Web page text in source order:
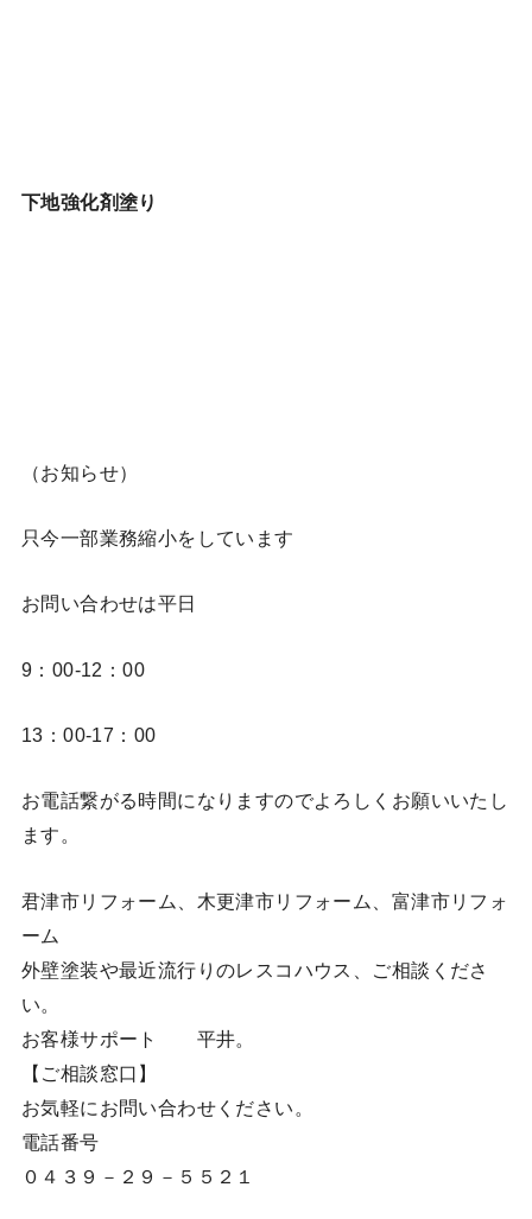
下地強化剤塗り
（お知らせ）
只今一部業務縮小をしています
お問い合わせは平日
9：00-12：00
13：00-17：00
お電話繋がる時間になりますのでよろしくお願いいたし
ます。
君津市リフォーム、木更津市リフォーム、富津市リフォ
ーム
外壁塗装や最近流行りのレスコハウス、ご相談くださ
い。
お客様サポート 平井。
【ご相談窓口】
お気軽にお問い合わせください。
電話番号
０４３９－２９－５５２１